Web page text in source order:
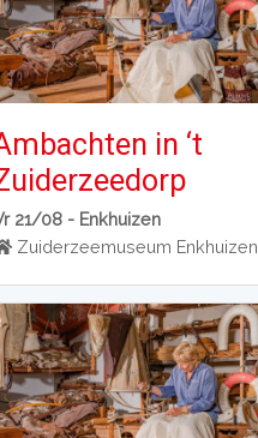
in ‘t
21/08 - Enkhuizen
Zuiderzeemuseum Enkhuizen